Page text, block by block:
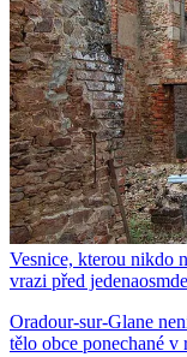
Vesnice, kterou nikdo
vrazi před
Oradour-sur-Glane
tělo obce ponechané